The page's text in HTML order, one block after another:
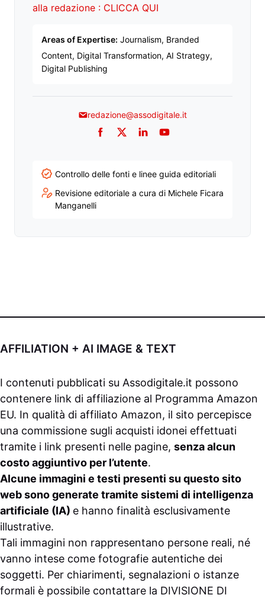
alla redazione : CLICCA QUI
Areas of Expertise: Journalism, Branded
Content, Digital Transformation, AI Strategy,
Digital Publishing
redazione@assodigitale.it
Facebook
TwitterLinkedInYouTube
Controllo delle fonti e linee guida editoriali
Revisione editoriale a cura di Michele Ficara
Manganelli
AFFILIATION + AI IMAGE & TEXT
I contenuti pubblicati su Assodigitale.it possono
contenere link di affiliazione al Programma Amazon
EU. In qualità di affiliato Amazon, il sito percepisce
una commissione sugli acquisti idonei effettuati
tramite i link presenti nelle pagine, senza alcun
costo aggiuntivo per l’utente.
Alcune immagini e testi presenti su questo sito
web sono generate tramite sistemi di intelligenza
artificiale (IA) e hanno finalità esclusivamente
illustrative.
Tali immagini non rappresentano persone reali, né
vanno intese come fotografie autentiche dei
soggetti. Per chiarimenti, segnalazioni o istanze
formali è possibile contattare la DIVISIONE DI